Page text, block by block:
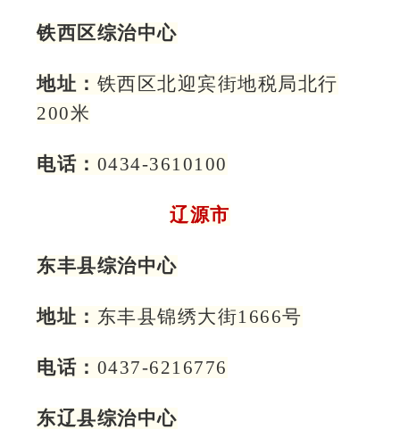
铁西区综治中心
地址： 铁西区北迎宾街地税局北行
200米
电话： 0434-3610100
辽源市
东丰县综治中心
地址： 东丰县锦绣大街1666号
电话： 0437-6216776
东辽县综治中心